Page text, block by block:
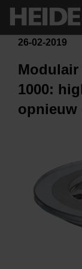
26-02-2019
Modulair
1000:
opnieuw